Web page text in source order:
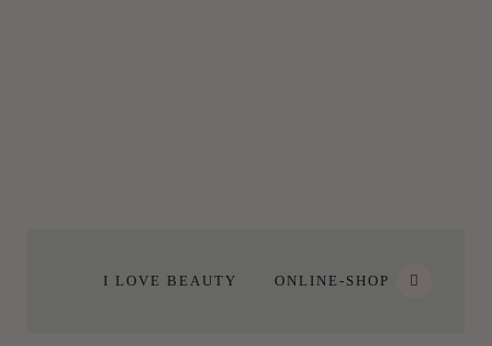
I LOVE BEAUTY ONLINE-SHOP